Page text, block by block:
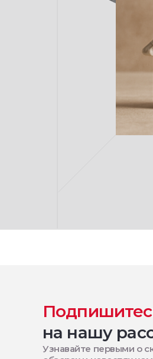
на нашу
Узнавайте первыми о